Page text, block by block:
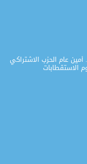
عام الحزب الاشتراكي
الاستقطابات